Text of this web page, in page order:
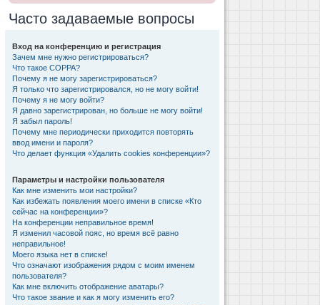
Часто задаваемые вопросы
Вход на конференцию и регистрация
Зачем мне нужно регистрироваться?
Что такое COPPA?
Почему я не могу зарегистрироваться?
Я только что зарегистрировался, но не могу войти!
Почему я не могу войти?
Я давно зарегистрирован, но больше не могу войти!
Я забыл пароль!
Почему мне периодически приходится повторять
ввод имени и пароля?
Что делает функция «Удалить cookies конференции»?
Параметры и настройки пользователя
Как мне изменить мои настройки?
Как избежать появления моего имени в списке «Кто
сейчас на конференции»?
На конференции неправильное время!
Я изменил часовой пояс, но время всё равно
неправильное!
Моего языка нет в списке!
Что означают изображения рядом с моим именем
пользователя?
Как мне включить отображение аватары?
Что такое звание и как я могу изменить его?